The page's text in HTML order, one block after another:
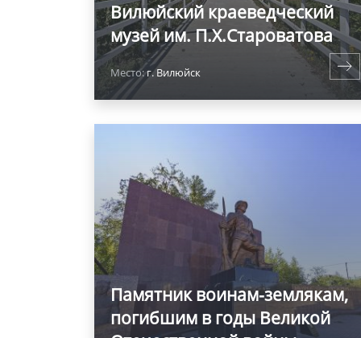
Вилюйский краеведческий
музей им. П.Х.Староватова
Место:г. Вилюйск
Памятник воинам-землякам,
погибшим в годы Великой